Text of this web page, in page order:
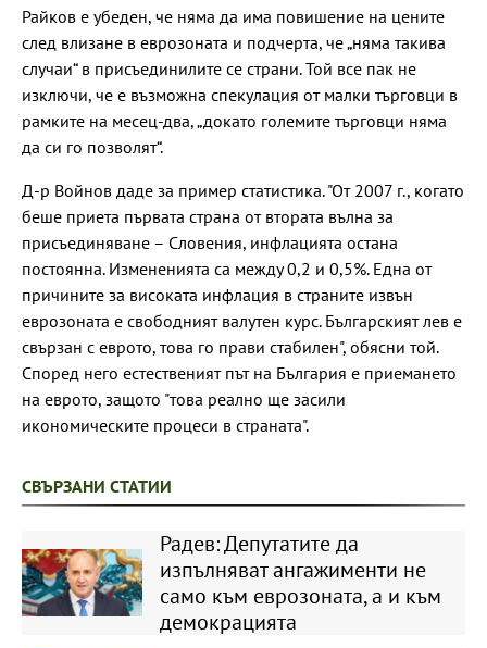
Райков е убеден, че няма да има повишение на цените
след влизане в еврозоната и подчерта, че „няма такива
случаи“ в присъединилите се страни. Той все пак не
изключи, че е възможна спекулация от малки търговци в
рамките на месец-два, „докато големите търговци няма
да си го позволят“.
Д-р Войнов даде за пример статистика. "От 2007 г., когато
беше приета първата страна от втората вълна за
присъединяване – Словения, инфлацията остана
постоянна. Измененията са между 0,2 и 0,5%. Една от
причините за високата инфлация в страните извън
еврозоната е свободният валутен курс. Българският лев е
свързан с еврото, това го прави стабилен", обясни той.
Според него естественият път на България е приемането
на еврото, защото "това реално ще засили
икономическите процеси в страната".
СВЪРЗАНИ СТАТИИ
Радев: Депутатите да
изпълняват ангажименти не
само към еврозоната, а и към
демокрацията